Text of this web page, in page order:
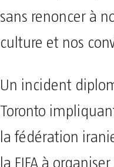
sans renoncer à
culture et nos
Un incident
Toronto
la fédération
la FIFA à